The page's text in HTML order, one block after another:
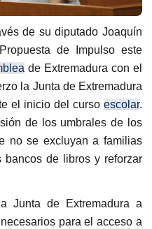
de su diputado Joaquín
de Impulso este
de Extremadura con el
la Junta de Extremadura
el inicio del curso escolar.
de los umbrales de los
no se excluyan a familias
de libros y reforzar
Junta de Extremadura a
para el acceso a